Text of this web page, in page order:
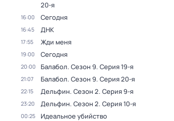
20-я
16:00 Сегодня
16:45 ДНК
17:55 Жди меня
19:00 Сегодня
20:00 Балабол. Сезон 9. Серия 19-я
21:07 Балабол. Сезон 9. Серия 20-я
22:15 Дельфин. Сезон 2. Серия 9-я
23:20 Дельфин. Сезон 2. Серия 10-я
00:25 Идеальное убийство